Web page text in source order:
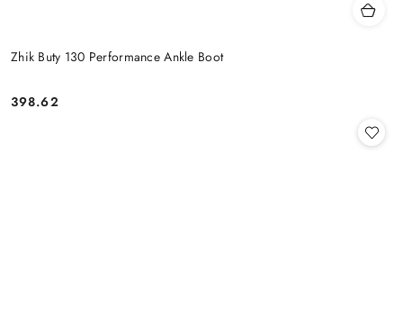
Zhik Buty 130 Performance Ankle Boot
Cena:
398.62